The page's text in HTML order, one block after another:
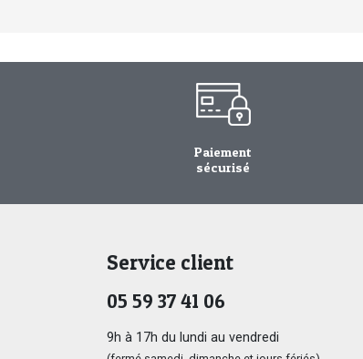
Paiement
sécurisé
Service client
05 59 37 41 06
9h à 17h du lundi au vendredi